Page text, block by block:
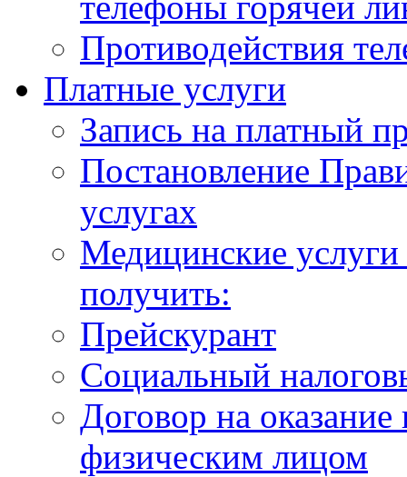
Противодействия
Платные услуги
Запись на платный
Постановление
услугах
Медицинские
получить:
Прейскурант
Социальный
Договор на
физическим лицом